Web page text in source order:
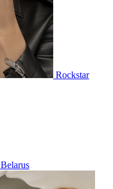
Rockstar
Belarus